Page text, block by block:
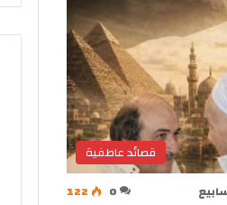
قصائد عاطفية
0
122